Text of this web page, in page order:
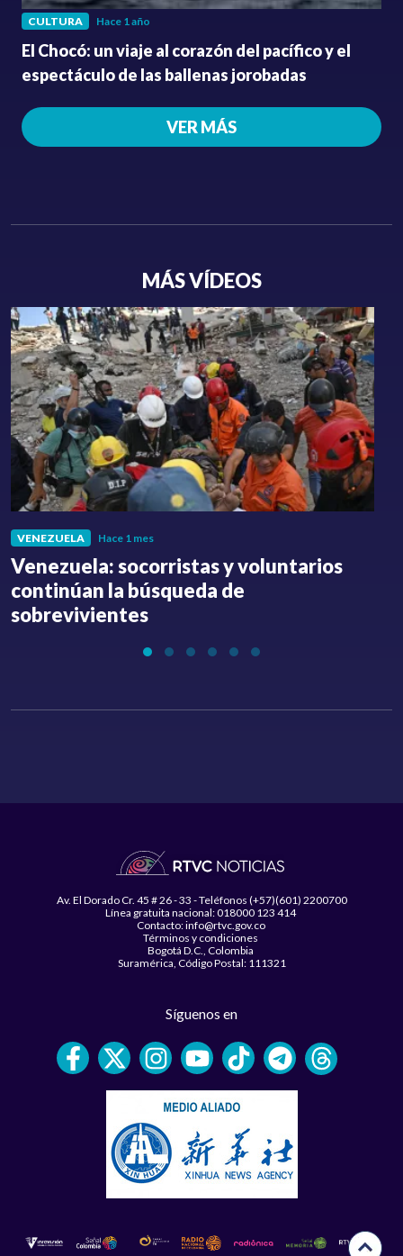
CULTURA Hace 1 año
El Chocó: un viaje al corazón del pacífico y el
espectáculo de las ballenas jorobadas
VER MÁS
MÁS VÍDEOS
VENEZUELA Hace 1 mes
Venezuela: socorristas y voluntarios
continúan la búsqueda de
sobrevivientes
Av. El Dorado Cr. 45 # 26 - 33 - Teléfonos (+57)(601) 2200700
Línea gratuita nacional: 018000 123 414
Contacto: info@rtvc.gov.co
Términos y condiciones
Bogotá D.C., Colombia
Suramérica, Código Postal: 111321
Síguenos en